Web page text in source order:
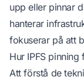
upp eller pinnar
hanterar
fokuserar på att
Hur IPFS
Att förstå de